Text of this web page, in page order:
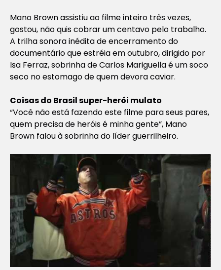
Mano Brown assistiu ao filme inteiro três vezes,
gostou, não quis cobrar um centavo pelo trabalho.
A trilha sonora inédita de encerramento do
documentário que estréia em outubro, dirigido por
Isa Ferraz, sobrinha de Carlos Mariguella é um soco
seco no estomago de quem devora caviar.
Coisas do Brasil super-herói mulato
“Você não está fazendo este filme para seus pares,
quem precisa de heróis é minha gente”, Mano
Brown falou à sobrinha do líder guerrilheiro.